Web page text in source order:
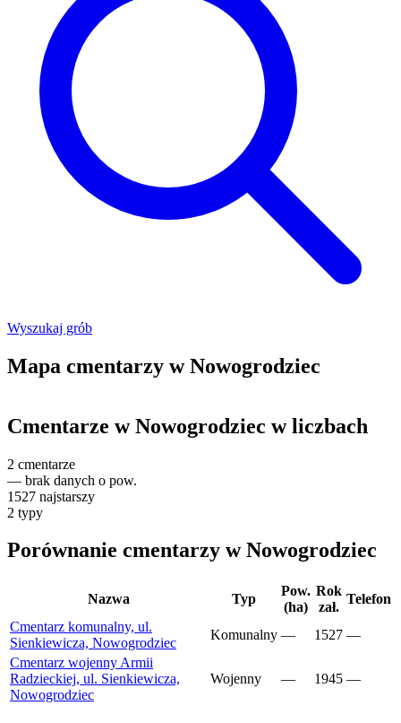
Wyszukaj grób
Mapa cmentarzy w Nowogrodziec
+
Cmentarze w Nowogrodziec w liczbach
2 cmentarze
— brak danych o pow.
1527 najstarszy
2 typy
Porównanie cmentarzy w Nowogrodziec
Nazwa Typ
Pow.
(ha)
Rok
zał.
Telefon
Cmentarz komunalny, ul.
Sienkiewicza, Nowogrodziec
Komunalny — 1527 —
Cmentarz wojenny Armii
Radzieckiej, ul. Sienkiewicza,
Nowogrodziec
Wojenny — 1945 —